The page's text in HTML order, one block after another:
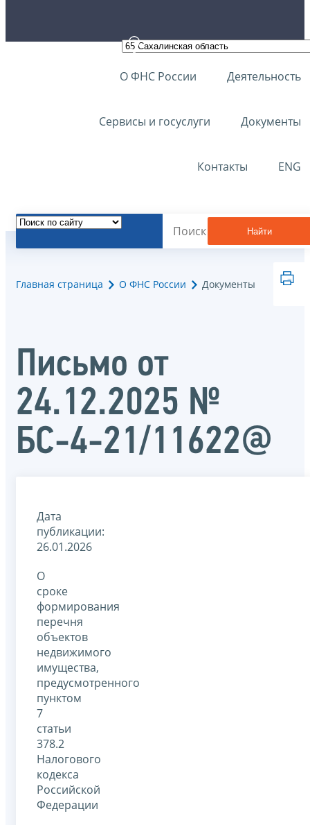
О ФНС России Деятельность
Сервисы и госуслуги Документы
Контакты ENG
Найти
Главная страница О ФНС России Документы
Письмо от
24.12.2025 №
БС-4-21/11622@
Дата
публикации:
26.01.2026
О
сроке
формирования
перечня
объектов
недвижимого
имущества,
предусмотренного
пунктом
7
статьи
378.2
Налогового
кодекса
Российской
Федерации